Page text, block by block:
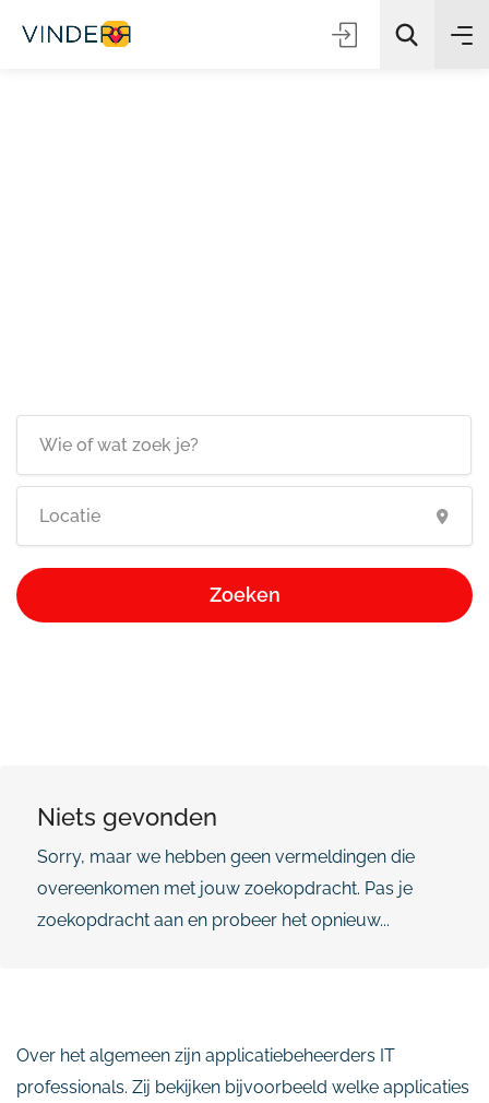
Zoeken
Niets gevonden
Sorry, maar we hebben geen vermeldingen die
overeenkomen met jouw zoekopdracht. Pas je
zoekopdracht aan en probeer het opnieuw...
Over het algemeen zijn applicatiebeheerders IT
professionals. Zij bekijken bijvoorbeeld welke applicaties